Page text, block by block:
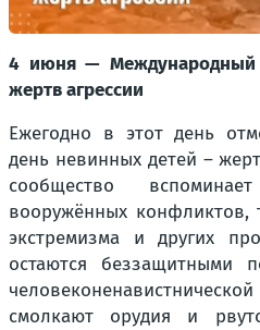
4 июня — Международный
жертв агрессии
Ежегодно в этот день
день невинных детей –
сообщество
вооружённых конфликтов,
экстремизма и других
остаются беззащитными
смолкают орудия и